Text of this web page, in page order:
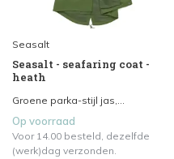
Seasalt
Seasalt - seafaring coat -
heath
Groene parka-stijl jas,...
Op voorraad
Voor 14.00 besteld, dezelfde
(werk)dag verzonden.